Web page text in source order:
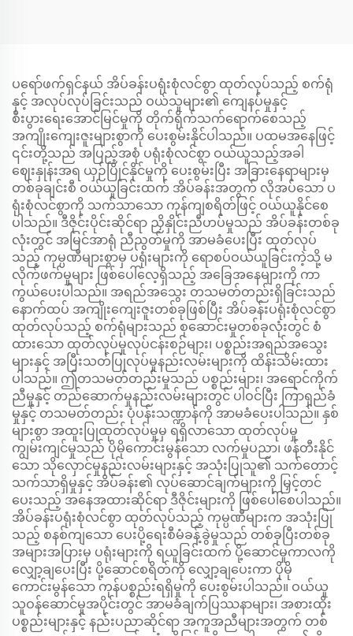
ပရော်ဖက်ရှင်နယ် အိပ်ခန်းပရုံးစုံလင်စွာ ထုတ်လုပ်သည့် စက်ရုံ
နှင့် အလုပ်လုပ်ခြင်းသည် ဝယ်သူများ၏ ကျေနပ်မှုနှင့်
စီးပွားရေးအောင်မြင်မှုကို တိုက်ရိုက်သက်ရောက်စေသည့်
အကျိုးကျေးဇူးများစွာကို ပေးစွမ်းနိုင်ပါသည်။ ပထမအနေဖြင့်
၎င်းတို့သည် အပြည့်အစုံ ပရုံးစုံလင်စွာ ဝယ်ယူသည့်အခါ
ဈေးနှုန်းအရ ယှဉ်ပြိုင်နိုင်မှုကို ပေးစွမ်းပြီး အခြားနေရာများမှ
တစ်ခုချင်းစီ ဝယ်ယူခြင်းထက် အိပ်ခန်းအတွက် လိုအပ်သော ပ
ရုံးစုံလင်စွာကို သက်သာသော ကုန်ကျစရိတ်ဖြင့် ဝယ်ယူနိုင်စေ
ပါသည်။ ဒီဇိုင်းပိုင်းဆိုင်ရာ ညှိနှိုင်းညီဟပ်မှုသည် အိပ်ခန်းတစ်ခု
လုံးတွင် အမြင်အာရုံ ညီညွတ်မှုကို အာမခံပေးပြီး ထုတ်လုပ်
သည့် ကုမ္ပဏီများစွာမှ ပရုံးများကို ရောစပ်ဝယ်ယူခြင်းကဲ့သို့ မ
လိုက်ဖက်မှုများ ဖြစ်ပေါ်လေ့ရှိသည့် အခြေအနေများကို ကာ
ကွယ်ပေးပါသည်။ အရည်အသွေး တသမတ်တည်းရှိခြင်းသည်
နောက်ထပ် အကျိုးကျေးဇူးတစ်ခုဖြစ်ပြီး အိပ်ခန်းပရုံးစုံလင်စွာ
ထုတ်လုပ်သည့် စက်ရုံများသည် စုဆောင်းမှုတစ်ခုလုံးတွင် စံ
ထားသော ထုတ်လုပ်မှုလုပ်ငန်းစဉ်များ၊ ပစ္စည်းအရည်အသွေး
များနှင့် အပြီးသတ်ပြုလုပ်မှုနည်းလမ်းများကို ထိန်းသိမ်းထား
ပါသည်။ ဤတသမတ်တည်းမှုသည် ပစ္စည်းများ၊ အရောင်ကိုက်
ညီမှုနှင့် တည်ဆောက်မှုနည်းလမ်းများတွင် ပါဝင်ပြီး ကြာရှည်ခံ
မှုနှင့် တသမတ်တည်း ပုံပန်းသဏ္ဍာန်ကို အာမခံပေးပါသည်။ နှစ်
များစွာ အထူးပြုထုတ်လုပ်မှုမှ ရရှိလာသော ထုတ်လုပ်မှု
ကျွမ်းကျင်မှုသည် ပိုမိုကောင်းမွန်သော လက်မှုပညာ၊ ဖန်တီးနိုင်
သော သိုလှောင်မှုနည်းလမ်းများနှင့် အသုံးပြုသူ၏ သက်တောင့်
သက်သာရှိမှုနှင့် အိပ်ခန်း၏ လုပ်ဆောင်ချက်များကို မြှင့်တင်
ပေးသည့် အနေအထားဆိုင်ရာ ဒီဇိုင်းများကို ဖြစ်ပေါ်စေပါသည်။
အိပ်ခန်းပရုံးစုံလင်စွာ ထုတ်လုပ်သည့် ကုမ္ပဏီများက အသုံးပြု
သည့် စနစ်ကျသော ပေးပို့ရေးစီမံခန့်ခွဲမှုသည် တစ်ခုပြီးတစ်ခု
အများအပြားမှ ပရုံးများကို ရယူခြင်းထက် ပို့ဆောင်မှုကာလကို
လျှော့ချပေးပြီး ပို့ဆောင်စရိတ်ကို လျှော့ချပေးကာ ပိုမို
ကောင်းမွန်သော ကုန်ပစ္စည်းရရှိမှုကို ပေးစွမ်းပါသည်။ ဝယ်ယူ
သူဝန်ဆောင်မှုအပိုင်းတွင် အာမခံချက်ပြဿနာများ၊ အစားထိုး
ပစ္စည်းများနှင့် နည်းပညာဆိုင်ရာ အကူအညီများအတွက် တစ်